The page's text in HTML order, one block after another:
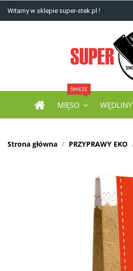
Witamy w sklepie super-stek.pl !
MIĘSO
ŚWIEŻE
WĘDLINY
Strona główna PRZYPRAWY EKO